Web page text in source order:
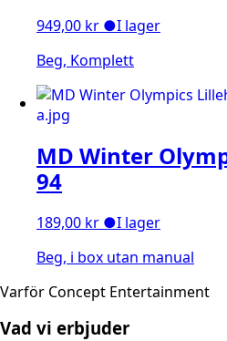
949,00 kr ●I lager
Beg, Komplett
MD Winter
94
189,00 kr ●I lager
Beg, i box utan manual
Varför Concept Entertainment
Vad vi erbjuder